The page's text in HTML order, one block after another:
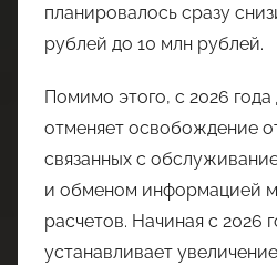
планировалось сразу
рублей до 10 млн рублей.
Помимо этого, с 2026
отменяет освобождение
связанных с
и обменом информацией
расчетов. Начиная с 2026
устанавливает